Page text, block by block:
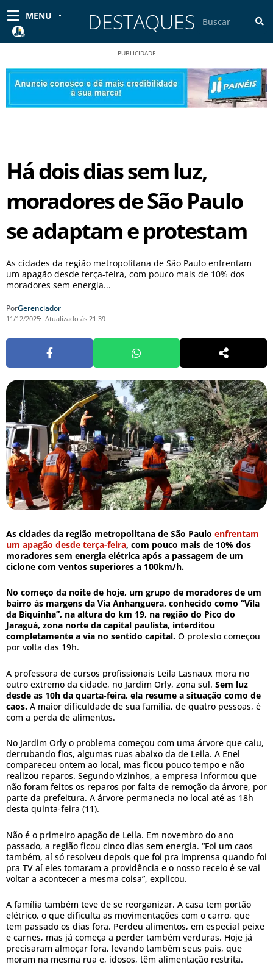
para
conteúdo
MENU DESTAQUES
PUBLICIDADE
Há dois dias sem luz,
moradores de São Paulo
se adaptam e protestam
As cidades da região metropolitana de São Paulo enfrentam
um apagão desde terça-feira, com pouco mais de 10% dos
moradores sem energia...
PorGerenciador
11/12/2025 Atualizado às 21:39
As cidades da região metropolitana de São Paulo enfrentam
um apagão desde terça-feira, com pouco mais de 10% dos
moradores sem energia elétrica após a passagem de um
ciclone com ventos superiores a 100km/h.
No começo da noite de hoje, um grupo de moradores de um
bairro às margens da Via Anhanguera, conhecido como “Vila
da Biquinha”, na altura do km 19, na região do Pico do
Jaraguá, zona norte da capital paulista, interditou
completamente a via no sentido capital. O protesto começou
por volta das 19h.
A professora de cursos profissionais Leila Lasnaux mora no
outro extremo da cidade, no Jardim Orly, zona sul. Sem luz
desde as 10h da quarta-feira, ela resume a situação como de
caos. A maior dificuldade de sua família, de quatro pessoas, é
com a perda de alimentos.
No Jardim Orly o problema começou com uma árvore que caiu,
derrubando fios, algumas ruas abaixo da de Leila. A Enel
compareceu ontem ao local, mas ficou pouco tempo e não
realizou reparos. Segundo vizinhos, a empresa informou que
não foram feitos os reparos por falta de remoção da árvore, por
parte da prefeitura. A árvore permanecia no local até as 18h
desta quinta-feira (11).
Não é o primeiro apagão de Leila. Em novembro do ano
passado, a região ficou cinco dias sem energia. “Foi um caos
também, aí só resolveu depois que foi pra imprensa quando foi
pra TV aí eles tomaram a providência e o nosso receio é se vai
voltar a acontecer a mesma coisa”, explicou.
A família também teve de se reorganizar. A casa tem portão
elétrico, o que dificulta as movimentações com o carro, que
tem passado os dias fora. Perdeu alimentos, em especial peixe
e carnes, mas já começa a perder também verduras. Hoje já
precisaram almoçar fora, levando também seus pais, que
moram na mesma rua e, idosos, têm alimentação restrita.